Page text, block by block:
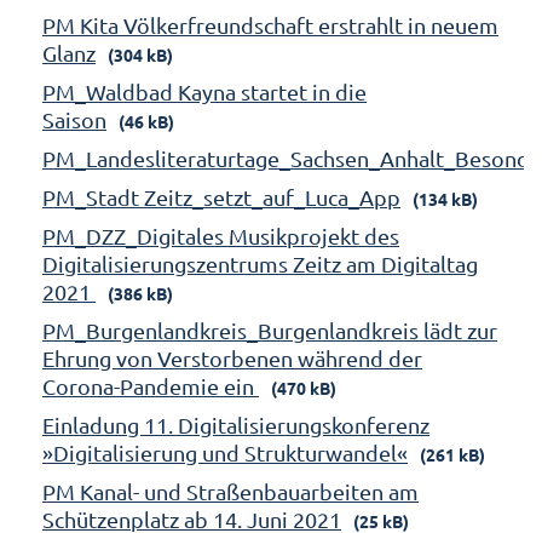
PM Kita Völkerfreundschaft erstrahlt in neuem
Glanz
(304 kB)
PM_Waldbad Kayna startet in die
Saison
(46 kB)
PM_Stadt Zeitz_setzt_auf_Luca_App
(134 kB)
PM_DZZ_Digitales Musikprojekt des
Digitalisierungszentrums Zeitz am Digitaltag
2021
(386 kB)
PM_Burgenlandkreis_Burgenlandkreis lädt zur
Ehrung von Verstorbenen während der
Corona-Pandemie ein
(470 kB)
Einladung 11. Digitalisierungskonferenz
»Digitalisierung und Strukturwandel«
(261 kB)
PM Kanal- und Straßenbauarbeiten am
Schützenplatz ab 14. Juni 2021
(25 kB)